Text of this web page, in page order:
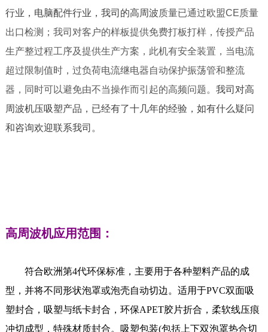
行业，电脑配件行业，我司的高周波质量已通过欧盟CE质量
出口检测；我司对客户的样板提供免费打板打样，传授产品
生产整过程工序及提供生产方案，此机有安全装置，当电流
超过限制值时，过负荷电流继电器自动保护振荡管和整流
器，同时可以避免由不当操作而引起的高频问题。 我司对高
周波机压吸塑产品，已经有了十几年的经验，如有什么疑问
和咨询欢迎联系我司。
高周波机应用范围：
符合欧洲第4代环保标准，主要用于各种塑料产品的成
型，并将不同形状泡罩或泡壳自动切边。适用于PVC双面吸
塑封合，吸塑与纸卡封合，环保APET胶片折合，柔软线压痕
冲切成型，特殊材质封合。吸塑包装(包括上下双泡罩热合切